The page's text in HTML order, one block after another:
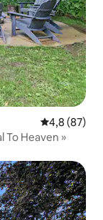
Évaluation
4,8 (87)
To Heaven »